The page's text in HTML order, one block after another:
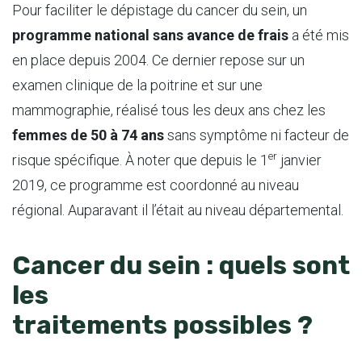
Pour faciliter le dépistage du cancer du sein, un
programme national sans avance de frais a été mis
en place depuis 2004. Ce dernier repose sur un
examen clinique de la poitrine et sur une
mammographie, réalisé tous les deux ans chez les
femmes de 50 à 74 anssans symptôme ni facteur de
risque spécifique. À noter que depuis le 1 er janvier
2019, ce programme est coordonné au niveau
régional. Auparavant il l’était au niveau départemental.
Cancer du sein : quels sont
les
traitements possibles ?